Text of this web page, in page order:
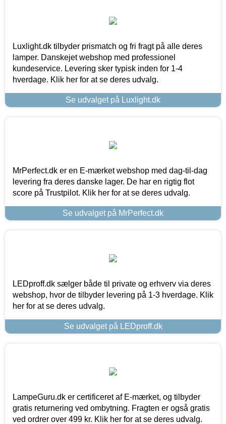
Luxlight.dk tilbyder prismatch og fri fragt på alle deres
lamper. Danskejet webshop med professionel
kundeservice. Levering sker typisk inden for 1-4
hverdage. Klik her for at se deres udvalg.
Se udvalget på Luxlight.dk
MrPerfect.dk er en E-mærket webshop med dag-til-dag
levering fra deres danske lager. De har en rigtig flot
score på Trustpilot. Klik her for at se deres udvalg.
Se udvalget på MrPerfect.dk
LEDproff.dk sælger både til private og erhverv via deres
webshop, hvor de tilbyder levering på 1-3 hverdage. Klik
her for at se deres udvalg.
Se udvalget på LEDproff.dk
LampeGuru.dk er certificeret af E-mærket, og tilbyder
gratis returnering ved ombytning. Fragten er også gratis
ved ordrer over 499 kr. Klik her for at se deres udvalg.